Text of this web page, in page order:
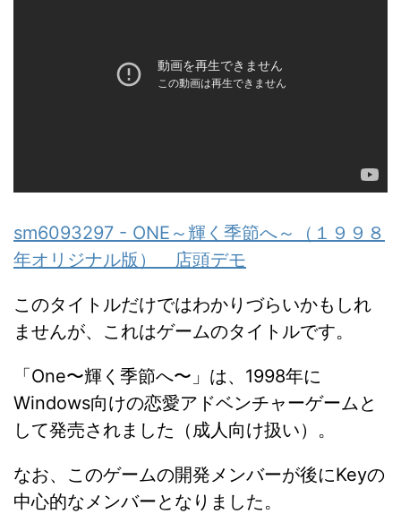
sm6093297 - ONE～輝く季節へ～（１９９８
年オリジナル版） 店頭デモ
このタイトルだけではわかりづらいかもしれ
ませんが、これはゲームのタイトルです。
「One〜輝く季節へ〜」は、1998年に
Windows向けの恋愛アドベンチャーゲームと
して発売されました（成人向け扱い）。
なお、このゲームの開発メンバーが後にKeyの
中心的なメンバーとなりました。